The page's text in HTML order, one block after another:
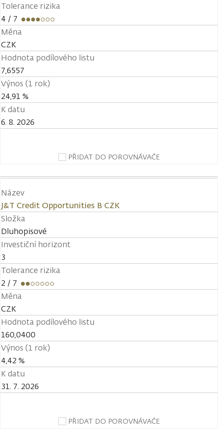
Tolerance rizika
4 / 7
Měna
CZK
Hodnota podílového listu
7,6557
Výnos (1 rok)
24,91 %
K datu
6. 8. 2026
PŘIDAT DO POROVNÁVAČE
Název
J&T Credit Opportunities B CZK
Složka
Dluhopisové
Investiční horizont
3
Tolerance rizika
2 / 7
Měna
CZK
Hodnota podílového listu
160,0400
Výnos (1 rok)
4,42 %
K datu
31. 7. 2026
PŘIDAT DO POROVNÁVAČE